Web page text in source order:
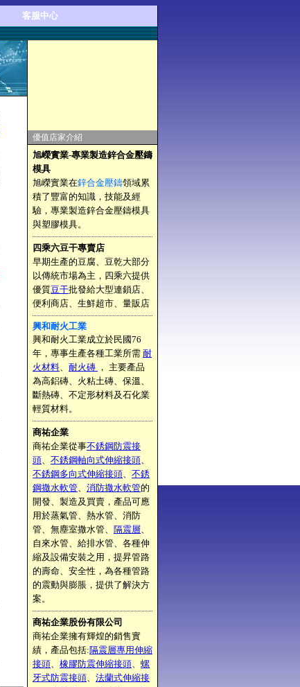
客服中心
優值店家介紹
旭嶸實業-專業製造鋅合金壓鑄
模具
旭嶸實業在鋅合金壓鑄領域累
積了豐富的知識，技能及經
驗，專業製造鋅合金壓鑄模具
與塑膠模具。
四乘六豆干專賣店
早期生產的豆腐、豆乾大部分
以傳統市場為主，四乘六提供
優質豆干批發給大型連鎖店、
便利商店、生鮮超市、量販店
興和耐火工業
興和耐火工業成立於民國76
年，專事生產各種工業所需 耐
火材料、 耐火磚 ， 主要產品
為高鋁磚、火粘土磚、保溫、
斷熱磚、不定形材料及石化業
輕質材料。
商祐企業
商祐企業從事不銹鋼防震接
頭、 不銹鋼軸向式伸縮接頭、
不銹鋼多向式伸縮接頭、 不銹
鋼撒水軟管、 消防撒水軟管的
開發、製造及買賣，產品可應
用於蒸氣管、熱水管、消防
管、無塵室撒水管、 隔震層、
自來水管、給排水管、各種伸
縮及設備安裝之用，提昇管路
的壽命、安全性，為各種管路
的震動與膨脹，提供了解決方
案。
商祐企業股份有限公司
商祐企業擁有輝煌的銷售實
績，產品包括:隔震層專用伸縮
接頭、 橡膠防震伸縮接頭、 螺
牙式防震接頭、 法蘭式伸縮接